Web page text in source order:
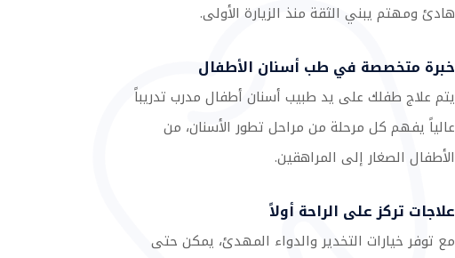
هادئ ومهتم يبني الثقة منذ الزيارة الأولى.
خبرة متخصصة في طب أسنان الأطفال
يتم علاج طفلك على يد طبيب أسنان أطفال مدرب تدريباً
عالياً يفهم كل مرحلة من مراحل تطور الأسنان، من
الأطفال الصغار إلى المراهقين.
علاجات تركز على الراحة أولاً
مع توفر خيارات التخدير والدواء المهدئ، يمكن حتى